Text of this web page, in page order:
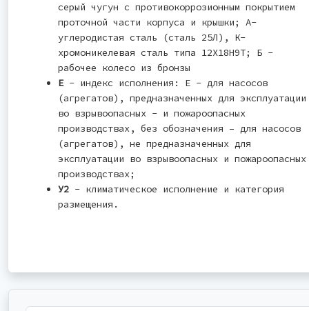
серый чугун с противокоррозионным покрытием
проточной части корпуса и крышки; А-
углеродистая сталь (сталь 25Л), К-
хромоникелевая сталь типа 12Х18Н9Т; Б -
рабочее колесо из бронзы
Е- индекс исполнения: Е - для насосов
(агрегатов), предназначенных для эксплуатации
во взрывоопасных - и пожароопасных
производствах, без обозначения – для насосов
(агрегатов), не предназначенных для
эксплуатации во взрывоопасных и пожароопасных
производствах;
У2 - климатическое исполнение и категория
размещения.